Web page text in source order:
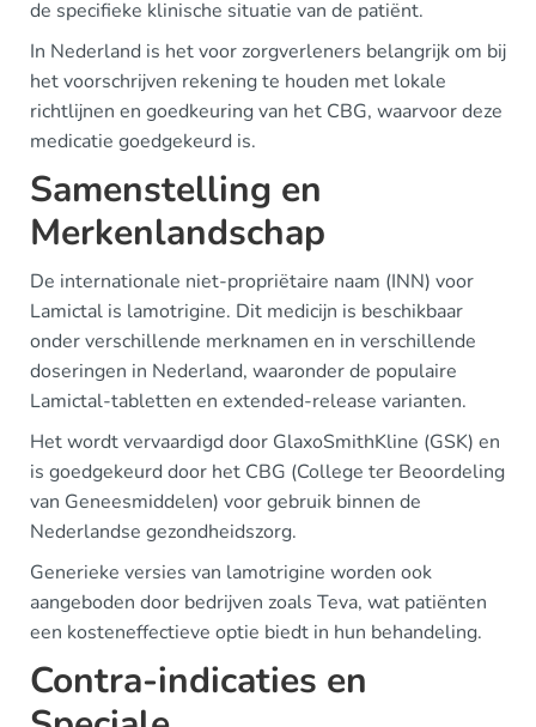
de specifieke klinische situatie van de patiënt.
In Nederland is het voor zorgverleners belangrijk om bij
het voorschrijven rekening te houden met lokale
richtlijnen en goedkeuring van het CBG, waarvoor deze
medicatie goedgekeurd is.
Samenstelling en
Merkenlandschap
De internationale niet-propriëtaire naam (INN) voor
Lamictal is lamotrigine. Dit medicijn is beschikbaar
onder verschillende merknamen en in verschillende
doseringen in Nederland, waaronder de populaire
Lamictal-tabletten en extended-release varianten.
Het wordt vervaardigd door GlaxoSmithKline (GSK) en
is goedgekeurd door het CBG (College ter Beoordeling
van Geneesmiddelen) voor gebruik binnen de
Nederlandse gezondheidszorg.
Generieke versies van lamotrigine worden ook
aangeboden door bedrijven zoals Teva, wat patiënten
een kosteneffectieve optie biedt in hun behandeling.
Contra-indicaties en